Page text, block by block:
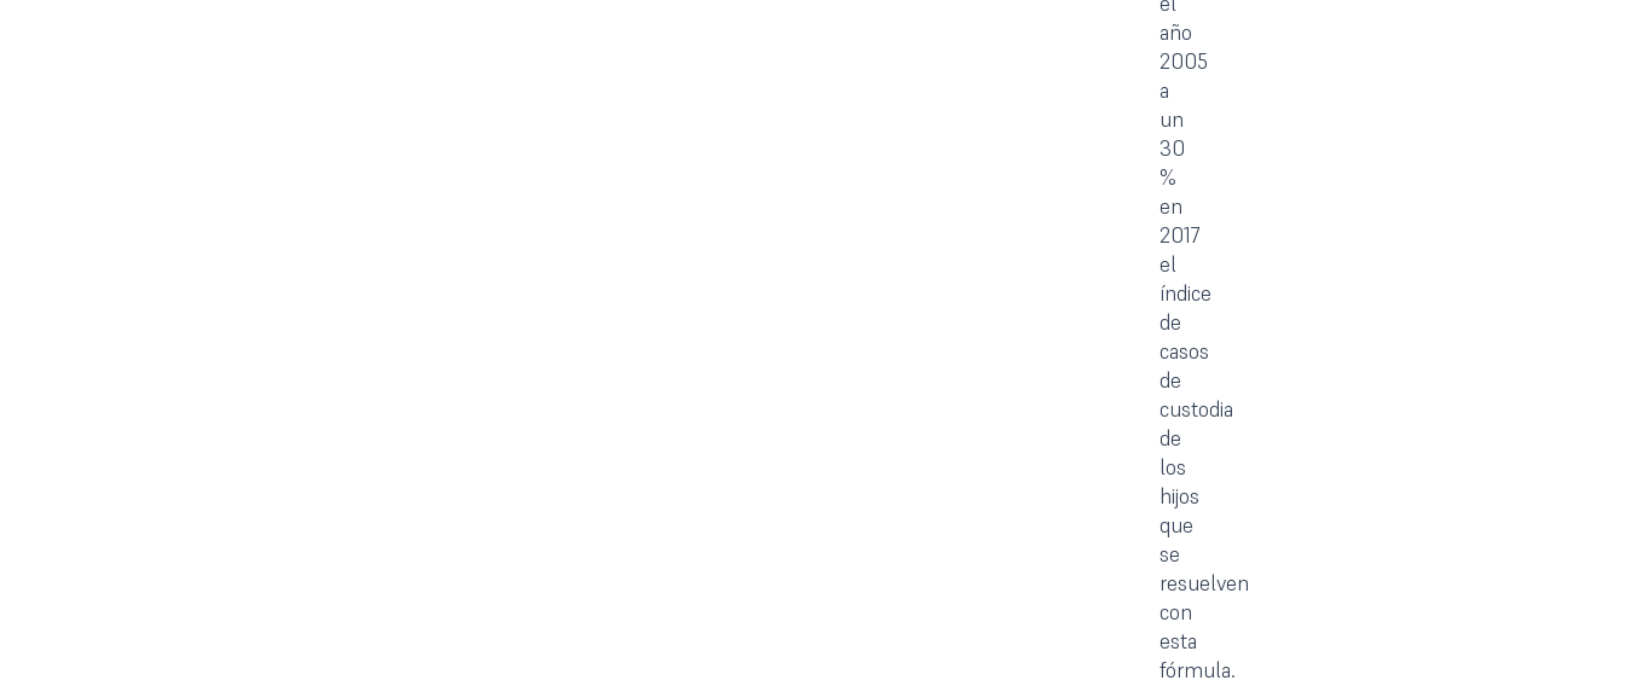
año
2005
a
un
30
%
en
2017
el
índice
de
casos
de
custodia
de
los
hijos
que
se
resuelven
con
esta
fórmula.